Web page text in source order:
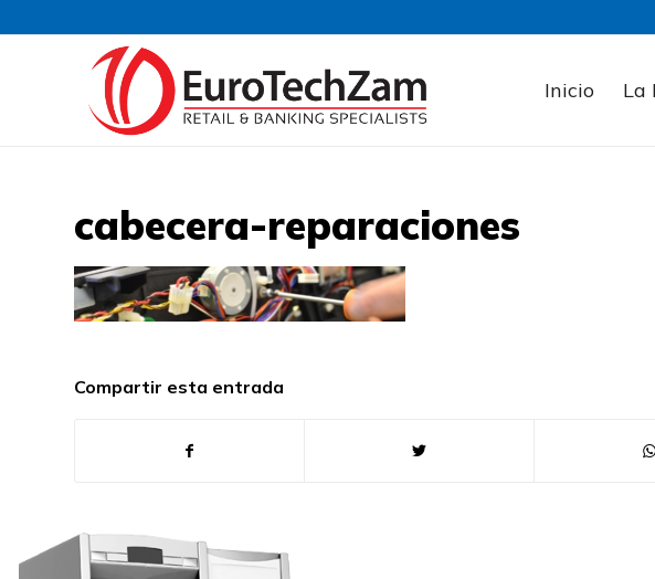
Inicio La
cabecera-reparaciones
Compartir esta entrada